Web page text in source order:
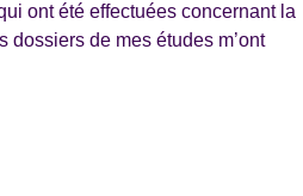
ont été effectuées concernant la
dossiers de mes études m’ont